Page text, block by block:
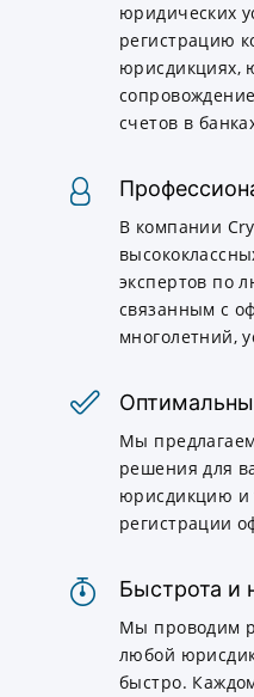
юридических
регистрацию
юрисдикциях,
счетов в
В компании
экспертов по
связанным с
многолетний,
Мы
решения для
юрисдикцию и
регистрации
Быстрота и
Мы проводим
любой
быстро.